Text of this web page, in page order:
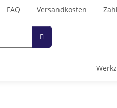
FAQ Versandkosten